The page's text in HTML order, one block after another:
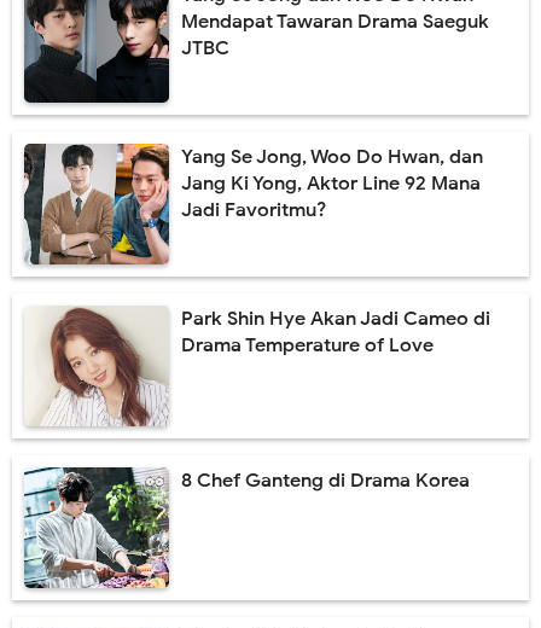
Mendapat Tawaran Drama Saeguk
JTBC
Yang Se Jong, Woo Do Hwan, dan
Jang Ki Yong, Aktor Line 92 Mana
Jadi Favoritmu?
Park Shin Hye Akan Jadi Cameo di
Drama Temperature of Love
8 Chef Ganteng di Drama Korea